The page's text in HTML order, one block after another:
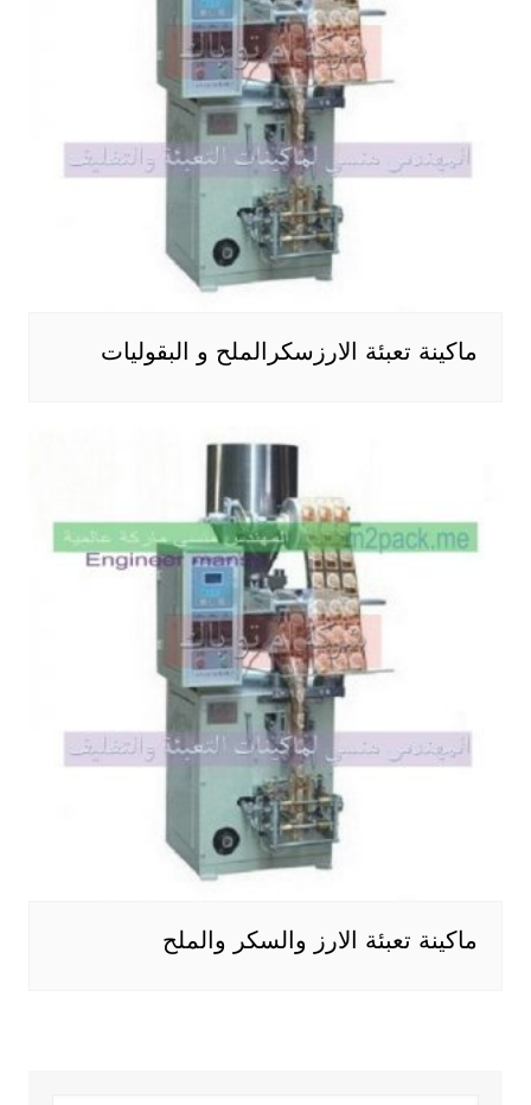
ماكينة تعبئة الارزسكرالملح و البقوليات
ماكينة تعبئة الارز والسكر والملح